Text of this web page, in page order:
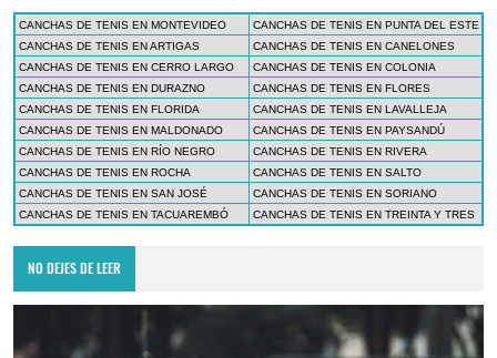
CANCHAS DE TENIS EN MONTEVIDEO
CANCHAS DE TENIS EN PUNTA DEL ESTE
CANCHAS DE TENIS EN ARTIGAS
CANCHAS DE TENIS EN CANELONES
CANCHAS DE TENIS EN CERRO LARGO
CANCHAS DE TENIS EN COLONIA
CANCHAS DE TENIS EN DURAZNO
CANCHAS DE TENIS EN FLORES
CANCHAS DE TENIS EN FLORIDA
CANCHAS DE TENIS EN LAVALLEJA
CANCHAS DE TENIS EN MALDONADO
CANCHAS DE TENIS EN PAYSANDÚ
CANCHAS DE TENIS EN RÍO NEGRO
CANCHAS DE TENIS EN RIVERA
CANCHAS DE TENIS EN ROCHA
CANCHAS DE TENIS EN SALTO
CANCHAS DE TENIS EN SAN JOSÉ
CANCHAS DE TENIS EN SORIANO
CANCHAS DE TENIS EN TACUAREMBÓ
CANCHAS DE TENIS EN TREINTA Y TRES
NO DEJES DE LEER